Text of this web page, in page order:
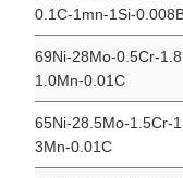
0.1C-1mn-1Si-
69Ni-28Mo-
1.0Mn-0.01C
65Ni-28.5Mo-
3Mn-0.01C